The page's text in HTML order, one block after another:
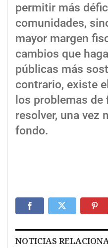
permitir más
comunidades,
mayor margen
cambios que
públicas más
contrario, existe
los problemas
resolver, una vez
fondo.
NOTICIAS